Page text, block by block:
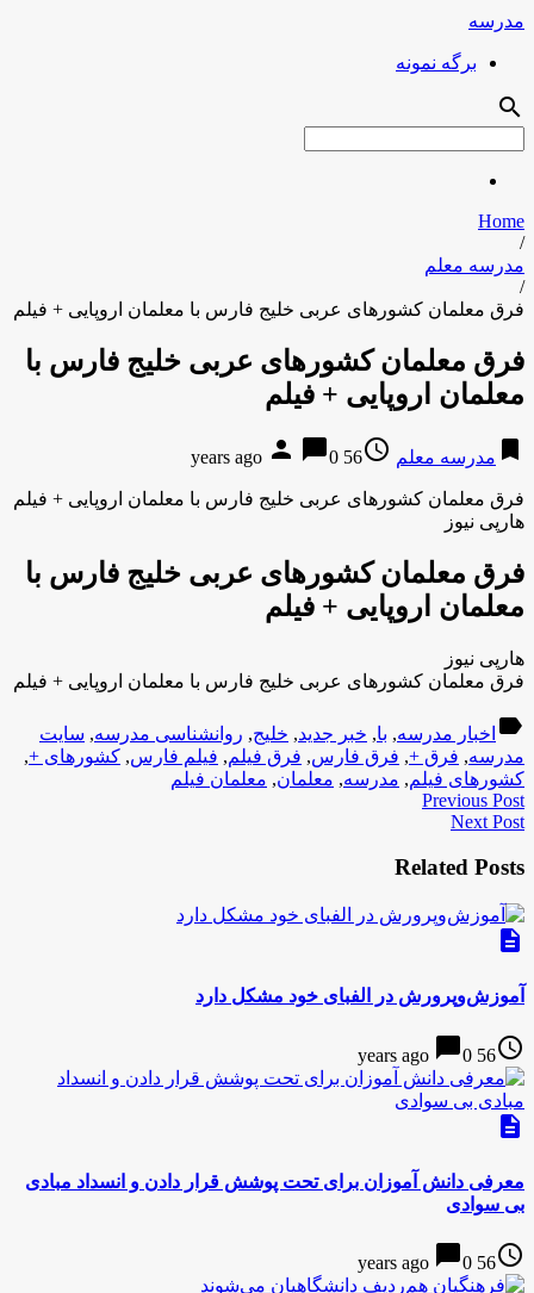
مدرسه
برگه نمونه
search
Home
/
مدرسه معلم
/
فرق معلمان کشورهای عربی خلیج فارس با معلمان اروپایی + فیلم
فرق معلمان کشورهای عربی خلیج فارس با
معلمان اروپایی + فیلم
bookmark مدرسه معلم access_time
56 years ago
person chat_bubble0
فرق معلمان کشورهای عربی خلیج فارس با معلمان اروپایی + فیلم
هارپی نیوز
فرق معلمان کشورهای عربی خلیج فارس با
معلمان اروپایی + فیلم
هارپی نیوز
فرق معلمان کشورهای عربی خلیج فارس با معلمان اروپایی + فیلم
label اخبار مدرسه, با, خبر جدید, خلیج, روانشناسی مدرسه, سایت
مدرسه, فرق +, فرق فارس, فرق فیلم, فیلم فارس, کشورهای +,
کشورهای فیلم, مدرسه, معلمان, معلمان فیلم
Previous Post
Next Post
Related Posts
description
آموزش‌وپرورش در الفبای خود مشکل دارد
access_time
56 years ago
chat_bubble0
description
معرفی دانش آموزان برای تحت پوشش قرار دادن و انسداد مبادی
بی سوادی
access_time
56 years ago
chat_bubble0